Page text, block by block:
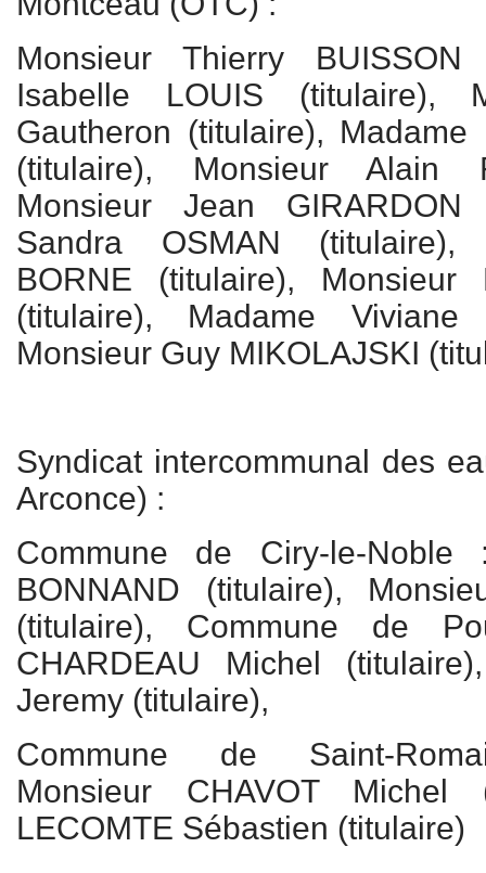
Monsieur Thierry BUISSON
Isabelle LOUIS (titulaire),
Gautheron (titulaire), Madame
(titulaire), Monsieur Alain
Monsieur Jean GIRARDON
Sandra OSMAN (titulaire),
BORNE (titulaire), Monsieur
(titulaire), Madame Viviane
Monsieur Guy MIKOLAJSKI
Syndicat intercommunal des
Arconce) :
Commune de Ciry-le-Noble
BONNAND (titulaire),
(titulaire), Commune de
CHARDEAU Michel
Jeremy (titulaire),
Commune de Saint-
Monsieur CHAVOT Michel
LECOMTE Sébastien (titulaire)